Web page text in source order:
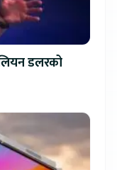
डलरको